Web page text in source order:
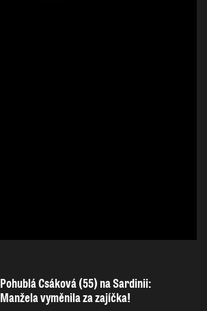
Pohublá Csáková (55) na Sardinii:
Manžela vyměnila za zajíčka!